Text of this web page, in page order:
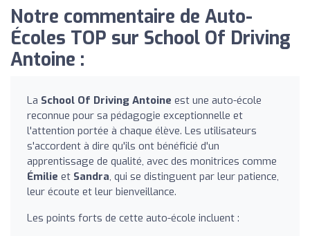
Notre commentaire de Auto-
Écoles TOP sur School Of Driving
Antoine :
La School Of Driving Antoine est une auto-école
reconnue pour sa pédagogie exceptionnelle et
l'attention portée à chaque élève. Les utilisateurs
s'accordent à dire qu'ils ont bénéficié d'un
apprentissage de qualité, avec des monitrices comme
Émilie et Sandra, qui se distinguent par leur patience,
leur écoute et leur bienveillance.
Les points forts de cette auto-école incluent :